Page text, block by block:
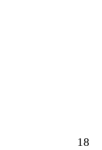
18